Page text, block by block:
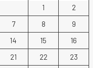
1
2
7 8
9
14 15
16
21 22
23